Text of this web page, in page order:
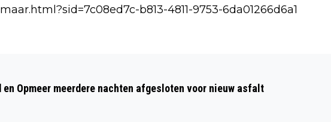
b813-4811-9753-6da01266d6a1
REGIO ALKMAAR OP WERELDFIETSDAG
en Opmeer meerdere nachten afgesloten voor nieuw asfalt